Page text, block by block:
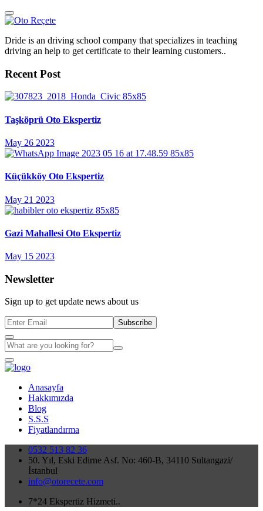
Dride is an driving school company that specializes in teaching
driving an help to get certificate to their learning customers..
Recent Post
Taşköprü Oto Ekspertiz
May 26 2023
Küçükköy Oto Ekspertiz
May 21 2023
Gazi Mahallesi Oto Ekspertiz
May 15 2023
Newsletter
Sign up to get update news about us
Subscribe
Anasayfa
Hakkımızda
Blog
S.S.S
Fiyatlandırma
0532 513 82 36
50. Yıl, Eski Edirne Asf. No: 460-B, 34110 Sultangazi/
İstanbul
info@otorecete.com
7*24 Ekspertiz Hizmeti..